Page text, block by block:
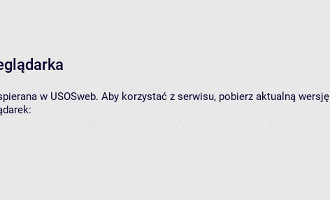
w USOSweb. Aby korzystać z serwisu, pobierz aktualną wersję